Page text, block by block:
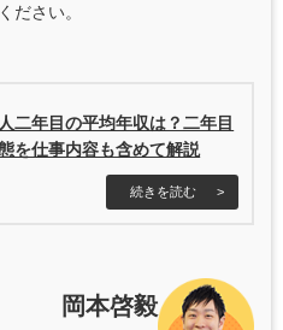
岡本啓毅
ださい。
二年目の平均年収は？二年目
を仕事内容も含めて解説
続きを読む